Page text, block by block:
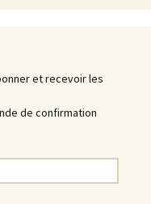
et recevoir les
de confirmation